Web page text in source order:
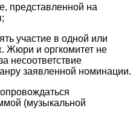
представленной на
участие в одной или
Жюри и оргкомитет не
несоответствие
заявленной номинации.
(музыкальной